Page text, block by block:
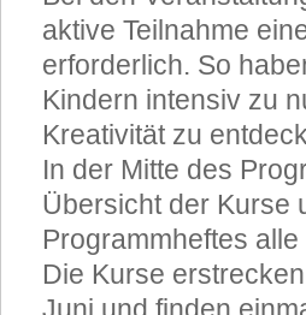
aktive Teilnahme
erforderlich. So
Kindern intensiv zu
Kreativität zu
In der Mitte des
Übersicht der Kurse
Programmheftes
Die Kurse